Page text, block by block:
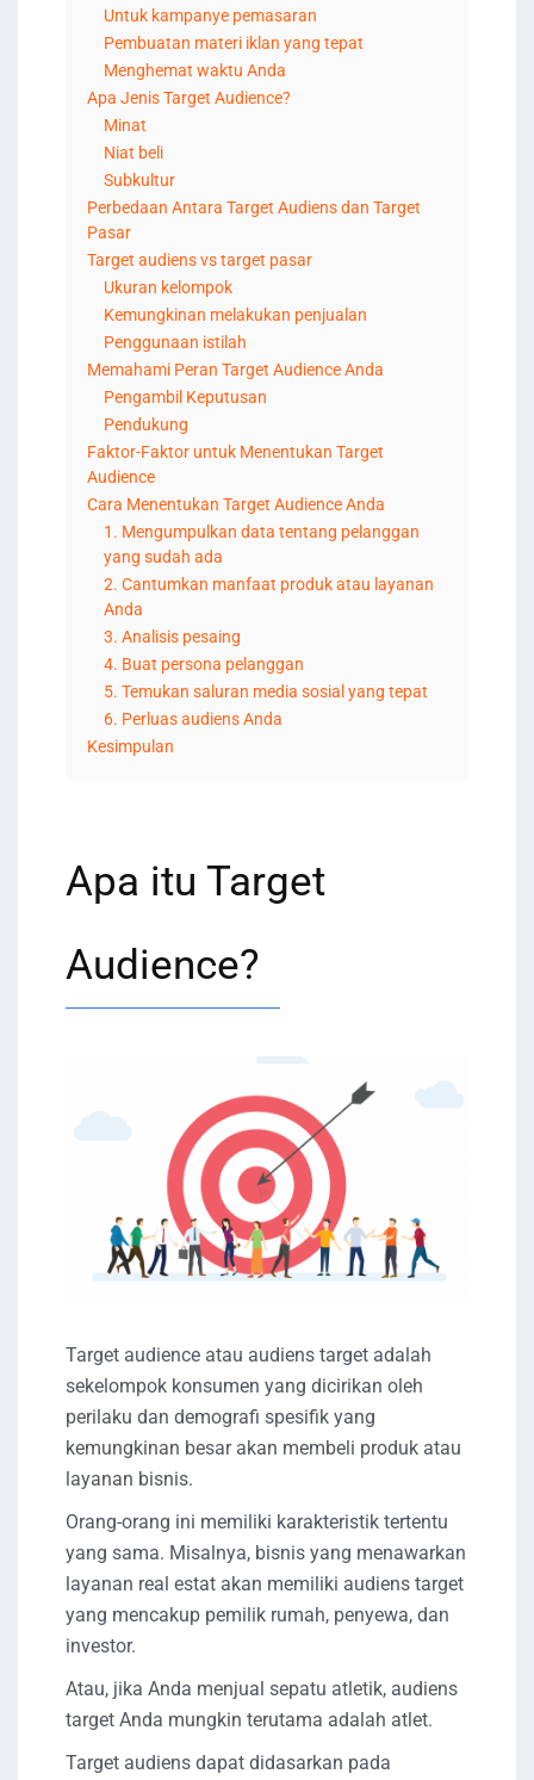
Untuk kampanye pemasaran
Pembuatan materi iklan yang tepat
Menghemat waktu Anda
Apa Jenis Target Audience?
Minat
Niat beli
Subkultur
Perbedaan Antara Target Audiens dan Target
Pasar
Target audiens vs target pasar
Ukuran kelompok
Kemungkinan melakukan penjualan
Penggunaan istilah
Memahami Peran Target Audience Anda
Pengambil Keputusan
Pendukung
Faktor-Faktor untuk Menentukan Target
Audience
Cara Menentukan Target Audience Anda
1. Mengumpulkan data tentang pelanggan
yang sudah ada
2. Cantumkan manfaat produk atau layanan
Anda
3. Analisis pesaing
4. Buat persona pelanggan
5. Temukan saluran media sosial yang tepat
6. Perluas audiens Anda
Kesimpulan
Apa itu Target
Audience?
Target audience atau audiens target adalah
sekelompok konsumen yang dicirikan oleh
perilaku dan demografi spesifik yang
kemungkinan besar akan membeli produk atau
layanan bisnis.
Orang-orang ini memiliki karakteristik tertentu
yang sama. Misalnya, bisnis yang menawarkan
layanan real estat akan memiliki audiens target
yang mencakup pemilik rumah, penyewa, dan
investor.
Atau, jika Anda menjual sepatu atletik, audiens
target Anda mungkin terutama adalah atlet.
Target audiens dapat didasarkan pada